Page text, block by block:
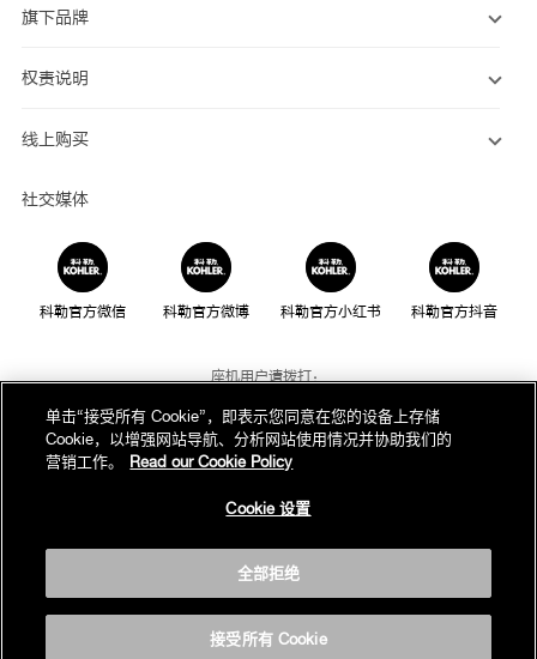
旗下品牌
权责说明
线上购买
社交媒体
科勒官方微信 科勒官方微博 科勒官方小红书 科勒官方抖音
座机用户请拨打：
800-820-2628
手机用户请拨打：
400-820-2628
我们的电话服务时间为：
版权为科勒(中国)投资有限公司所有©2019
沪ICP备05026969号-1
单击“接受所有 Cookie”，即表示您同意在您的设备上存储
Cookie，以增强网站导航、分析网站使用情况并协助我们的
营销工作。
Read our Cookie Policy
Cookie 设置
全部拒绝
接受所有 Cookie